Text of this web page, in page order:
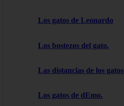
Los gatos de Leonardo
Los bostezos del gato.
Las distancias de los gatos
Los gatos de dEmo.